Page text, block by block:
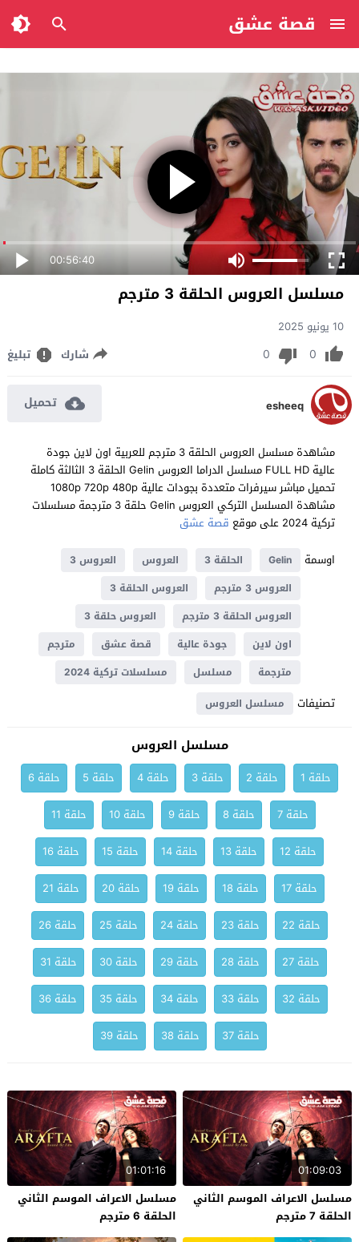
قصة عشق
00:56:40
مسلسل العروس الحلقة 3 مترجم
10 يونيو 2025
0
0 شارك تبليغ
esheeq تحميل
مشاهدة مسلسل العروس الحلقة 3 مترجم للعربية اون لاين جودة
عالية FULL HD مسلسل الدراما العروس Gelin الحلقة 3 الثالثة كاملة
تحميل مباشر سيرفرات متعددة بجودات عالية 1080p 720p 480p
مشاهدة المسلسل التركي العروس Gelin حلقة 3 مترجمة مسلسلات
تركية 2024 على موقع
قصة عشق
اوسمة
Gelin الحلقة 3 العروس
العروس 3
العروس 3 مترجم
العروس الحلقة 3
العروس الحلقة 3 مترجم
العروس حلقة 3
اون لاين
جودة عالية قصة عشق
مترجم
مترجمة
مسلسل مسلسلات تركية 2024
تصنيفات مسلسل العروس
مسلسل العروس
حلقة 1 حلقة 2 حلقة 3 حلقة 4 حلقة 5
حلقة 6
حلقة 7
حلقة 8 حلقة 9 حلقة 10
حلقة 11
حلقة 12
حلقة 13 حلقة 14 حلقة 15
حلقة 16
حلقة 17
حلقة 18 حلقة 19 حلقة 20
حلقة 21
حلقة 22
حلقة 23 حلقة 24 حلقة 25
حلقة 26
حلقة 27
حلقة 28 حلقة 29 حلقة 30
حلقة 31
حلقة 32
حلقة 33 حلقة 34 حلقة 35
حلقة 36
حلقة 37
حلقة 38 حلقة 39
01:09:03
مسلسل الاعراف الموسم الثاني
الحلقة 7 مترجم
01:01:16
مسلسل الاعراف الموسم الثاني
الحلقة 6 مترجم